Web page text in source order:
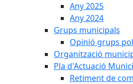
Any 2025
Any 2024
Grups municipals
Opinió grups
Organització
Pla d'Actuació
Retiment de